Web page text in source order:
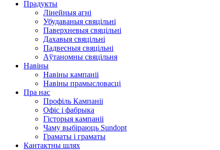
Прадукты
Лінейныя агні
Убудаваныя свяцільні
Паверхневыя свяцільні
Дахавыя свяцільні
Падвесныя свяцільні
Аўтаномны свяцільня
Навіны
Навіны кампаніі
Навіны прамысловасці
Пра нас
Профіль Кампаніі
Офіс і фабрыка
Гісторыя кампаніі
Чаму выбіраюць Sundopt
Граматы і граматы
Кантактны шлях